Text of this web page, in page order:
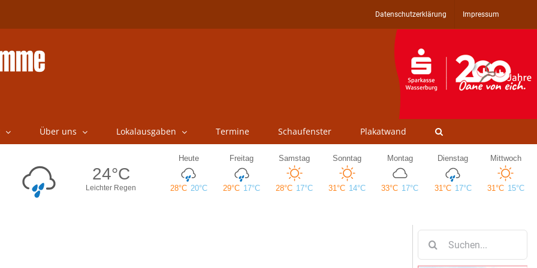
Datenschutzerklärung Impressum
Über uns Lokalausgaben Termine Schaufenster Plakatwand
nach: